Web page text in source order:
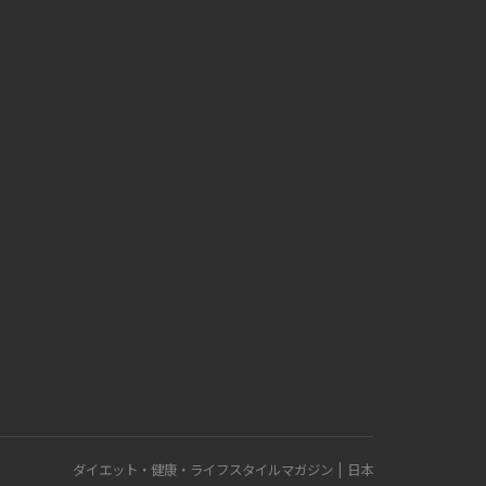
ダイエット・健康・ライフスタイルマガジン | 日本